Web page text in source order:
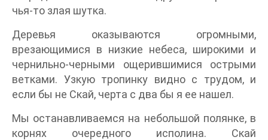
чья-то злая шутка.
Деревья оказываются огромными,
врезающимися в низкие небеса, широкими и
чернильно-черными ощерившимися острыми
ветками. Узкую тропинку видно с трудом, и
если бы не Скай, черта с два бы я ее нашел.
Мы останавливаемся на небольшой полянке, в
корнях очередного исполина. Скай